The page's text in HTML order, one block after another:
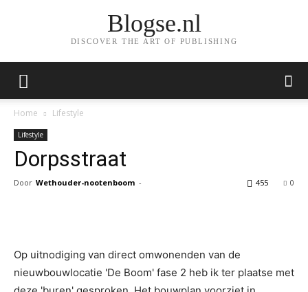
Blogse.nl
DISCOVER THE ART OF PUBLISHING
Home Lifestyle
Lifestyle
Dorpsstraat
Door Wethouder-nootenboom - 0
455
Op uitnodiging van direct omwonenden van de
nieuwbouwlocatie 'De Boom' fase 2 heb ik ter plaatse met